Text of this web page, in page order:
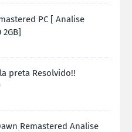
PC [ Analise
preta Resolvido!!
Remastered Analise